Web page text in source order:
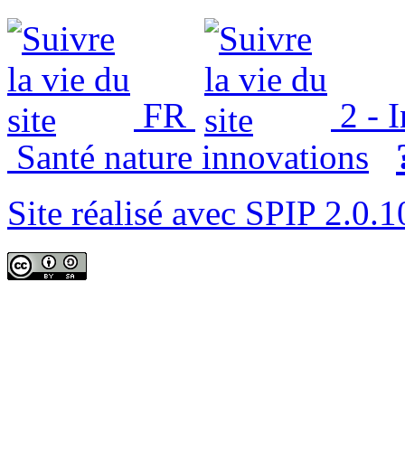
FR
2 -
Santé nature innovations
Site réalisé avec SPIP